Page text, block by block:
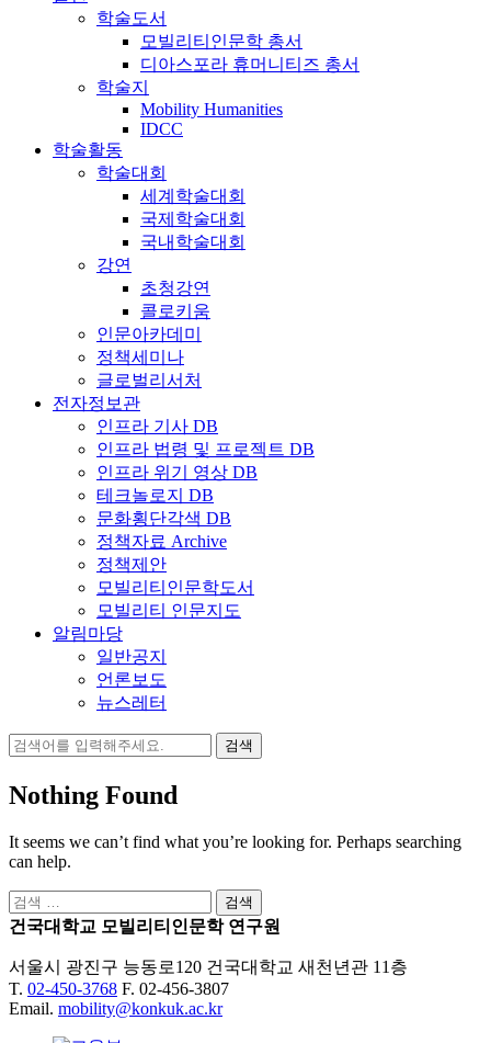
학술도서
모빌리티인문학 총서
디아스포라 휴머니티즈 총서
학술지
Mobility Humanities
IDCC
학술활동
학술대회
세계학술대회
국제학술대회
국내학술대회
강연
초청강연
콜로키움
인문아카데미
정책세미나
글로벌리서처
전자정보관
인프라 기사 DB
인프라 법령 및 프로젝트 DB
인프라 위기 영상 DB
테크놀로지 DB
문화횡단각색 DB
정책자료 Archive
정책제안
모빌리티인문학도서
모빌리티 인문지도
알림마당
일반공지
언론보도
뉴스레터
검
Nothing Found
It seems we can’t find what you’re looking for. Perhaps searching
can help.
검
색:
건국대학교 모빌리티인문학 연구원
서울시 광진구 능동로120 건국대학교 새천년관 11층
T. 02-450-3768 F. 02-456-3807
Email. mobility@konkuk.ac.kr